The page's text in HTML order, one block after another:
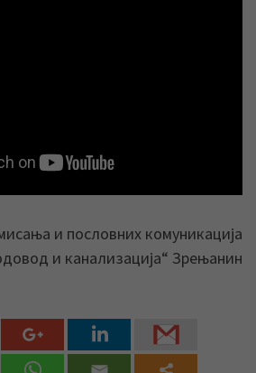
и пословних комуникација
и канализација“ Зрењанин